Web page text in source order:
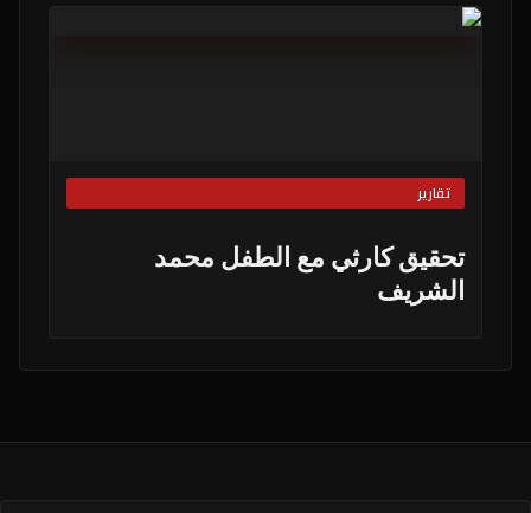
تقارير
تحقيق كارثي مع الطفل محمد
الشريف